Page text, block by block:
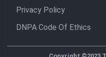
Privacy Policy
DNPA Code Of Ethics